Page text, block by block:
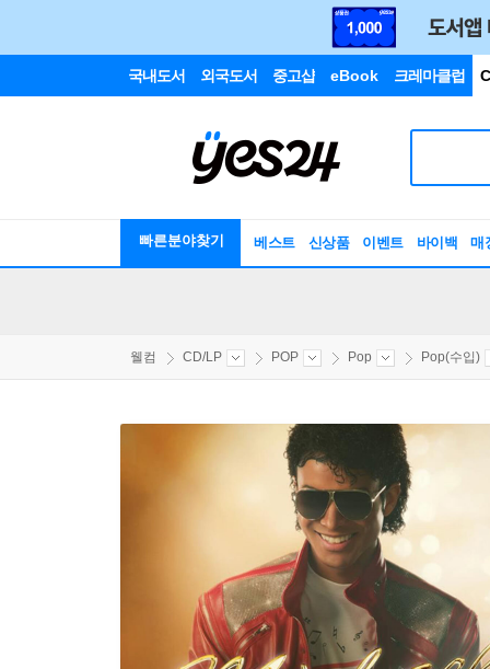
국내도서 외국도서 중고샵 eBook 크레마클럽
빠른분야찾기 베스트 신상품 이벤트 바이백 매
웰컴 CD/LP POP Pop Pop(수입)